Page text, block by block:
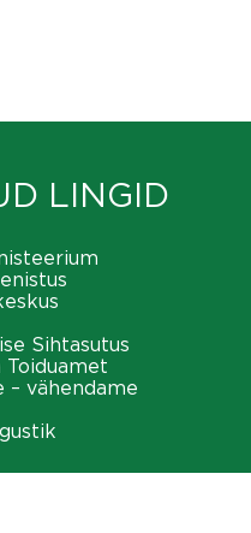
LINGID
Sihtasutus
Toiduamet
– vähendame